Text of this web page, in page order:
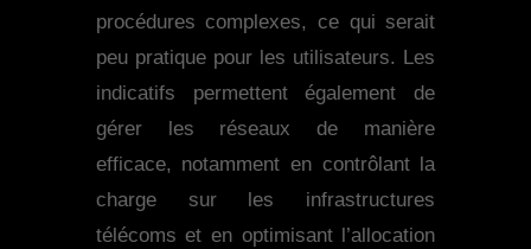
procédures complexes, ce qui serait
peu pratique pour les utilisateurs. Les
indicatifs permettent également de
gérer les réseaux de manière
efficace, notamment en contrôlant la
charge sur les infrastructures
télécoms et en optimisant l’allocation